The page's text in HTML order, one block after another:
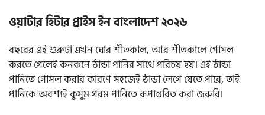
ওয়াটার হিটার প্রাইস ইন বাংলাদেশ ২০২৬
বছরের এই শুরুটা এখন ঘোর শীতকাল, আর শীতকালে গোসল
করতে গেলেই কনকনে ঠান্ডা পানির সাথে পরিচয় হয়। এই ঠান্ডা
পানিতে গোসল করার কারণে সহজেই ঠান্ডা লেগে যেতে পারে, তাই
পানিকে অবশ্যই কুসুম গরম পানিতে রূপান্তরিত করা জরুরি।